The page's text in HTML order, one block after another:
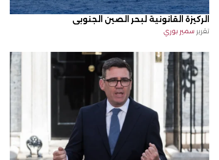
الركيزة القانونية لبحر الصين الجنوبي
تقرير سمير بوري